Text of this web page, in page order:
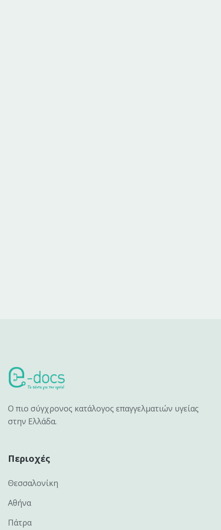
Ο πιο σύγχρονος κατάλογος επαγγελματιών υγείας
στην Ελλάδα.
Περιοχές
Θεσσαλονίκη
Αθήνα
Πάτρα